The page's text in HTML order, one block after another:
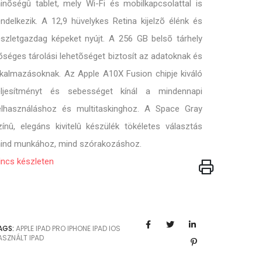
tablet, mely Wi-Fi és mobilkapcsolattal is
A 12,9 hüvelykes Retina kijelzõ élénk és
képeket nyújt. A 256 GB belsõ tárhely
tárolási lehetõséget biztosít az adatoknak és
Az Apple A10X Fusion chipje kiváló
és sebességet kínál a mindennapi
és multitaskinghoz. A Space Gray
elegáns kivitelû készülék tökéletes választás
munkához, mind szórakozáshoz.
készleten
APPLE IPAD PRO IPHONE IPAD IOS
IPAD